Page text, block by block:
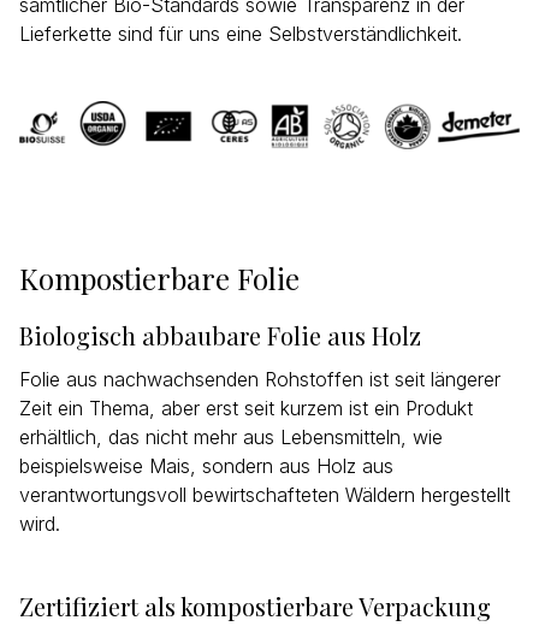
sämtlicher Bio-Standards sowie Transparenz in der
Lieferkette sind für uns eine Selbstverständlichkeit.
Kompostierbare Folie
Biologisch abbaubare Folie aus Holz
Folie aus nachwachsenden Rohstoffen ist seit längerer
Zeit ein Thema, aber erst seit kurzem ist ein Produkt
erhältlich, das nicht mehr aus Lebensmitteln, wie
beispielsweise Mais, sondern aus Holz aus
verantwortungsvoll bewirtschafteten Wäldern hergestellt
wird.
Zertifiziert als kompostierbare Verpackung